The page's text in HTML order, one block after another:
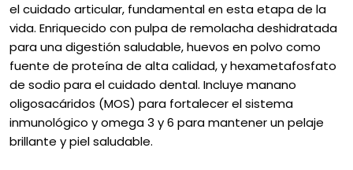
el cuidado articular, fundamental en esta etapa de la
vida. Enriquecido con pulpa de remolacha deshidratada
para una digestión saludable, huevos en polvo como
fuente de proteína de alta calidad, y hexametafosfato
de sodio para el cuidado dental. Incluye manano
oligosacáridos (MOS) para fortalecer el sistema
inmunológico y omega 3 y 6 para mantener un pelaje
brillante y piel saludable.